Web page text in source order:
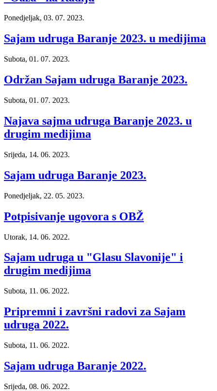
Ponedjeljak, 03. 07. 2023.
Sajam udruga Baranje 2023. u medijima
Subota, 01. 07. 2023.
Održan Sajam udruga Baranje 2023.
Subota, 01. 07. 2023.
Najava sajma udruga Baranje 2023. u
drugim medijima
Srijeda, 14. 06. 2023.
Sajam udruga Baranje 2023.
Ponedjeljak, 22. 05. 2023.
Potpisivanje ugovora s OBŽ
Utorak, 14. 06. 2022.
Sajam udruga u "Glasu Slavonije" i
drugim medijima
Subota, 11. 06. 2022.
Pripremni i završni radovi za Sajam
udruga 2022.
Subota, 11. 06. 2022.
Sajam udruga Baranje 2022.
Srijeda, 08. 06. 2022.